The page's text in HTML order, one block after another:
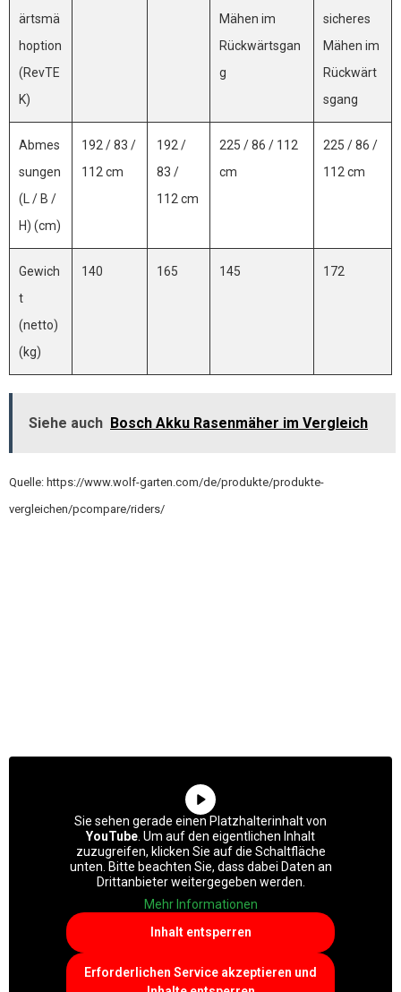
ärtsmä
hoption
(RevTE
K)
Mähen im
Rückwärtsgan
g
sicheres
Mähen im
Rückwärt
sgang
Abmes
sungen
(L / B /
H) (cm)
192 / 83 /
112 cm
192 /
83 /
112 cm
225 / 86 / 112
cm
225 / 86 /
112 cm
Gewich
t
(netto)
(kg)
140 165 145 172
Siehe auch Bosch Akku Rasenmäher im Vergleich
Quelle: https://www.wolf-garten.com/de/produkte/produkte-
vergleichen/pcompare/riders/
Sie sehen gerade einen Platzhalterinhalt von
YouTube . Um auf den eigentlichen Inhalt
zuzugreifen, klicken Sie auf die Schaltfläche
unten. Bitte beachten Sie, dass dabei Daten an
Drittanbieter weitergegeben werden.
Mehr Informationen
Inhalt entsperren
Erforderlichen Service akzeptieren und